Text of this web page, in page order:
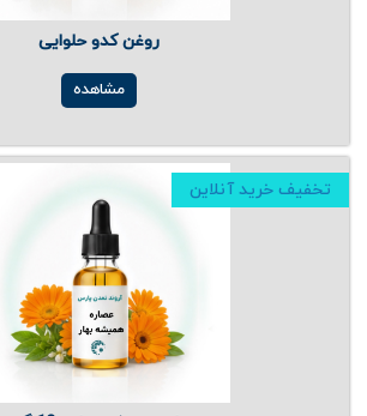
روغن کدو حلوایی
مشاهده
تخفیف خرید آنلاین